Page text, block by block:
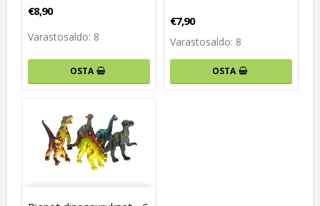
€8,90
Varastosaldo: 8
OSTA
€7,90
Varastosaldo: 8
OSTA